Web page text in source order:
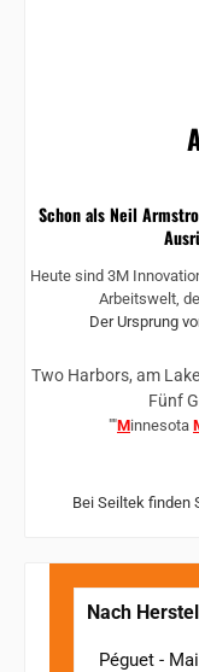
Schon als Neil
Heute sind 3M
Arbeitswelt,
Der Ursprung
Two Harbors, am
Fünf
""Minnesota
Bei Seiltek finden
Nach
Péguet -